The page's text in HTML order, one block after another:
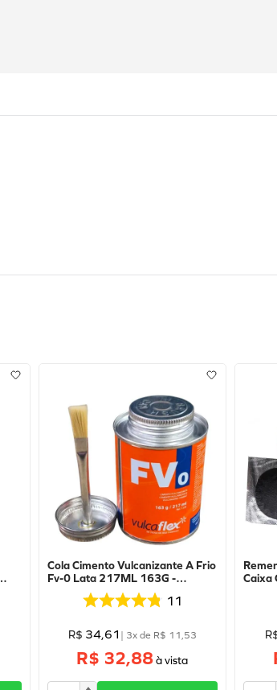
Cola Cimento Vulcanizante A Frio
Fv-0 Lata 217ML 163G -
Vulcaflex
11
R$ 34,61 | 3x de R$ 11 53
R$ 32,88
Caixa